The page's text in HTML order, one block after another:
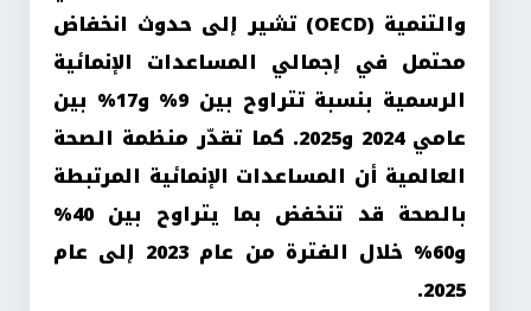
والتنمية (OECD)
تشير إلى حدوث انخفاض
محتمل في إجمالي المساعدات الإنمائية
الرسمية بنسبة تتراوح بين 9% و17% بين
عامي 2024 و2025. كما تقدّر منظمة الصحة
العالمية أن المساعدات الإنمائية المرتبطة
بالصحة قد تنخفض بما يتراوح بين 40%
و60% خلال الفترة من عام 2023 إلى عام
2025
.